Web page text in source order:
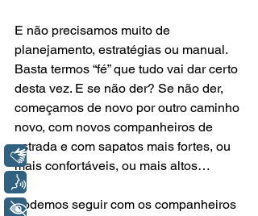
E não precisamos muito de
planejamento, estratégias ou manual.
Basta termos “fé” que tudo vai dar certo
desta vez. E se não der? Se não der,
começamos de novo por outro caminho
novo, com novos companheiros de
estrada e com sapatos mais fortes, ou
mais confortáveis, ou mais altos…
Podemos seguir com os companheiros
Libras
+ Acessibilidade